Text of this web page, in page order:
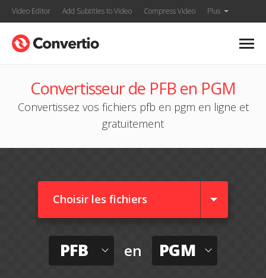
Video Editor Add Subtitles to Video Compress Video Plus
Convertisseur de PFB en PGM
Convertissez vos fichiers pfb en pgm en ligne et
gratuitement
Choisir les fichiers
PFB en PGM